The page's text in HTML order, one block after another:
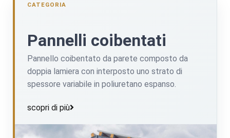
CATEGORIA
Pannelli coibentati
Pannello coibentato da parete composto da
doppia lamiera con interposto uno strato di
spessore variabile in poliuretano espanso.
scopri di più